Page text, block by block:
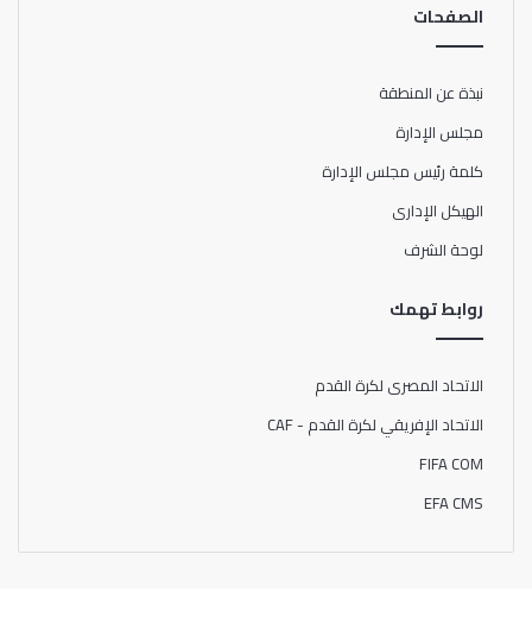
الصفحات
نبذة عن المنطقة
مجلس الإدارة
كلمة رئيس مجلس الإدارة
الهيكل الإدارى
لوحة الشرف
روابط تهمك
الاتحاد المصرى لكرة القدم
الاتحاد الإفريقي لكرة القدم - CAF
FIFA COM
EFA CMS